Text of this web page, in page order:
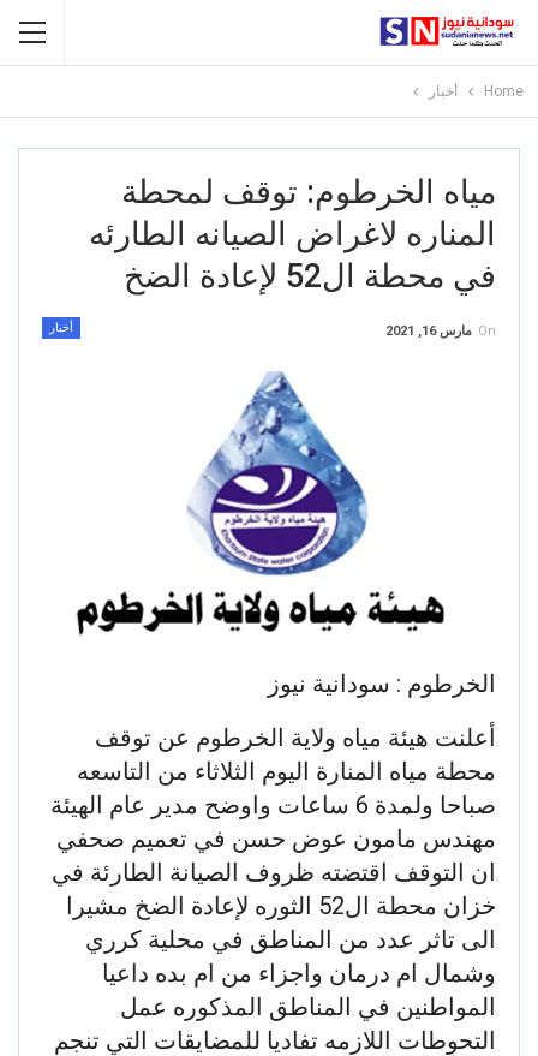
Home أخبار
مياه الخرطوم: توقف لمحطة
المناره لاغراض الصيانه الطارئه
في محطة ال52 لإعادة الضخ
أخبار On مارس 16, 2021
الخرطوم : سودانية نيوز
أعلنت هيئة مياه ولاية الخرطوم عن توقف
محطة مياه المنارة اليوم الثلاثاء من التاسعه
صباحا ولمدة 6 ساعات واوضح مدير عام الهيئة
مهندس مامون عوض حسن في تعميم صحفي
ان التوقف اقتضته ظروف الصيانة الطارئة في
خزان محطة ال52 الثوره لإعادة الضخ مشيرا
الى تاثر عدد من المناطق في محلية كرري
وشمال ام درمان واجزاء من ام بده داعيا
المواطنين في المناطق المذكوره عمل
التحوطات اللازمه تفاديا للمضايقات التي تنجم